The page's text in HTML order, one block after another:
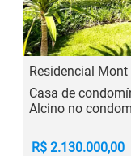
Residencial
Casa de
Alcino no
R$ 2.130.000,00